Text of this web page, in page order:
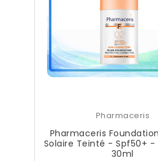
Pharmaceris
Pharmaceris
Solaire Teinté - Spf50+ -
30ml